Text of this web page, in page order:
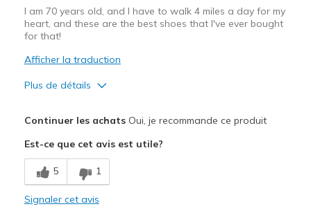
I am 70 years old, and I have to walk 4 miles a day for my
heart, and these are the best shoes that I've ever bought
for that!
Afficher la traduction
Plus de détails
Breathe Well
Comfortable
Continuer les achatsOui, je recommande ce produit
Est-ce que cet avis est utile?
5 1
Signaler cet avis